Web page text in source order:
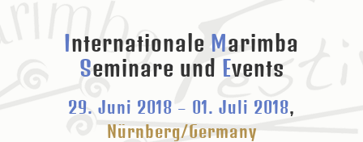
Internationale Marimba
Seminare und Events
29. Juni 2018 – 01. Juli 2018,
Nürnberg/Germany